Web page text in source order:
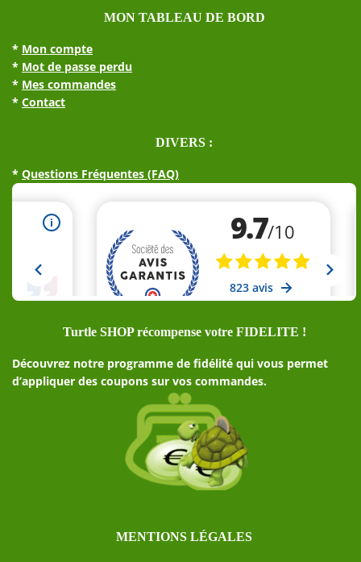
MON TABLEAU DE BORD
* Mon compte
* Mot de passe perdu
* Mes commandes
* Contact
DIVERS :
* Questions Fréquentes (FAQ)
Turtle SHOP récompense votre FIDELITE !
Découvrez notre programme de fidélité qui vous permet
d’appliquer des coupons sur vos commandes.
MENTIONS LÉGALES